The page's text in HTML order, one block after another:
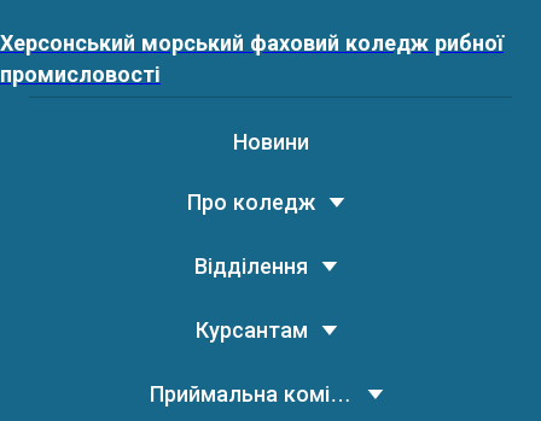
Херсонський морський фаховий коледж рибної
промисловості
Новини
Про коледж
Відділення
Курсантам
Приймальна комісія